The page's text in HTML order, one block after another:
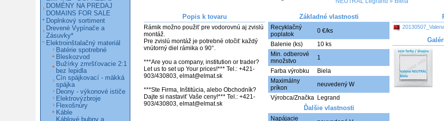
Popis k tovaru
Rámik možno použiť pre vodorovnú aj zvislú
montáž.
Pre zvislú montáž je potrebné otočiť každý
vnútorný diel rámika o 90°.
***Are you a company, institution or trader?
Let us to set up Your prices!*** Tel.: +421-
903/430803, elmat@elmat.sk
***Ste Firma, Inštitúcia, alebo Obchodník?
Dajte si nastaviť Vaše ceny!*** Tel.: +421-
903/430803, elmat@elmat.sk
Základné vlastnosti
Recyklačný
poplatok
0 €/ks
Balenie (ks)
10 ks
Min. odberové
množstvo
1
Farba výrobku
Biela
Maximálny
príkon
neuvedený W
Výrobca/Značka Legrand
Ďalšie vlastnosti
Napájacie
DOMÉNY NA PREDAJ
DOMAINS FOR SALE
Doplnkový sortiment
Drevené Vypínače a
Zásuvky*
Elektroinštalačný materiál
Batérie spotrebné
Bleskozvod
Bužírky zmršťovacie 2:1
bez lepidla
Cín spájkovací - mäkká
spájka
Deony - výkonové ističe
Elektrovýzbroje
Flexošnúry
Káble
Káblové bubny a